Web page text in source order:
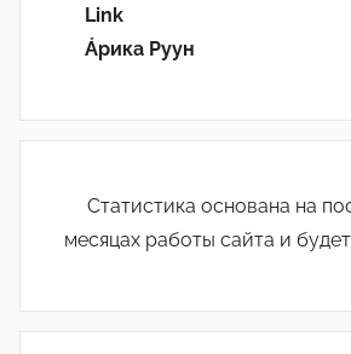
Link
Áрика Руун
Статистика основана на
месяцах работы сайта и